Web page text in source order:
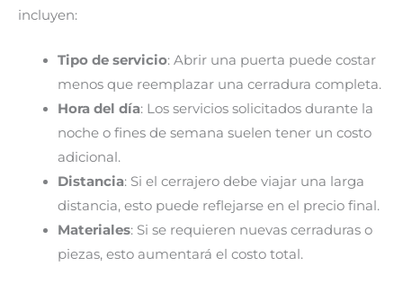
incluyen:
Tipo de servicio: Abrir una puerta puede costar
menos que reemplazar una cerradura completa.
Hora del día: Los servicios solicitados durante la
noche o fines de semana suelen tener un costo
adicional.
Distancia: Si el cerrajero debe viajar una larga
distancia, esto puede reflejarse en el precio final.
Materiales: Si se requieren nuevas cerraduras o
piezas, esto aumentará el costo total.